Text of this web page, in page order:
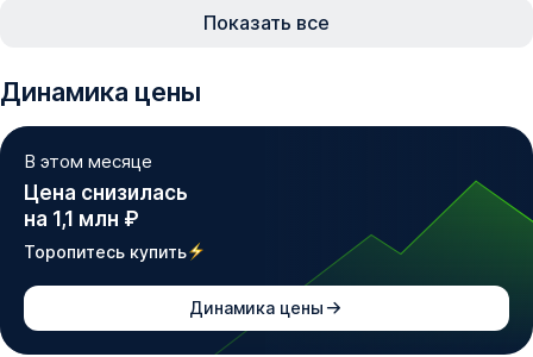
Внимание!
Выгодные условия по Семейной ипотеке скоро
отменят!
Уже скоро условия программы «Семейная Ипотека»
могут измениться:
•⁠  ⁠первоначальный взнос вырастет с 20,1% до 40,1%,
•⁠  ⁠ежемесячные платежи увеличатся почти вдвое,
•⁠  ⁠ставка поднимется до 12% и будет зависеть от
Показать все
Динамика цены
В этом месяце
Цена снизилась
на 1,1 млн ₽
Торопитесь купить
Динамика цены